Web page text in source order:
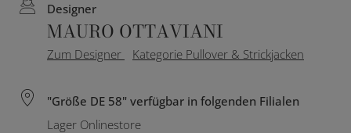
Designer
MAURO OTTAVIANI
Zum Designer Kategorie Pullover & Strickjacken
"Größe DE 58" verfügbar in folgenden Filialen
Lager Onlinestore